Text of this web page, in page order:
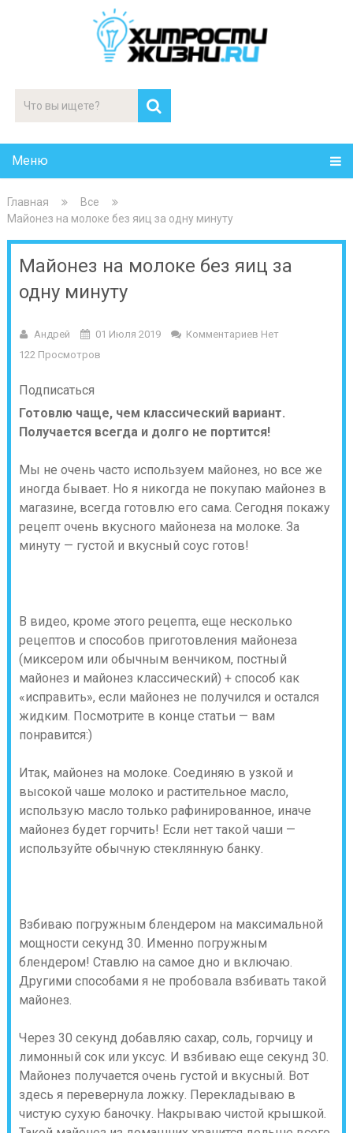
Меню
Главная
Все
Майонез на молоке без яиц за одну минуту
Майонез на молоке без яиц за
одну минуту
Андрей 01 Июля 2019
Комментариев Нет
122 Просмотров
Подписаться
Готовлю чаще, чем классический вариант.
Получается всегда и долго не портится!
Мы не очень часто используем майонез, но все же
иногда бывает. Но я никогда не покупаю майонез в
магазине, всегда готовлю его сама. Сегодня покажу
рецепт очень вкусного майонеза на молоке. За
минуту — густой и вкусный соус готов!
В видео, кроме этого рецепта, еще несколько
рецептов и способов приготовления майонеза
(миксером или обычным венчиком, постный
майонез и майонез классический) + способ как
«исправить», если майонез не получился и остался
жидким. Посмотрите в конце статьи — вам
понравится:)
Итак, майонез на молоке. Соединяю в узкой и
высокой чаше молоко и растительное масло,
использую масло только рафинированное, иначе
майонез будет горчить! Если нет такой чаши —
используйте обычную стеклянную банку.
Взбиваю погружным блендером на максимальной
мощности секунд 30. Именно погружным
блендером! Ставлю на самое дно и включаю.
Другими способами я не пробовала взбивать такой
майонез.
Через 30 секунд добавляю сахар, соль, горчицу и
лимонный сок или уксус. И взбиваю еще секунд 30.
Майонез получается очень густой и вкусный. Вот
здесь я перевернула ложку. Перекладываю в
чистую сухую баночку. Накрываю чистой крышкой.